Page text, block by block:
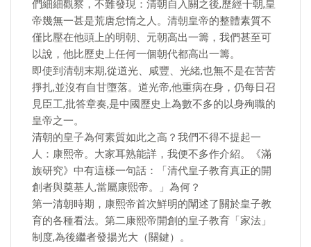
們細細觀察，不難發現：清朝自入關之後,歷經十朝,皇
帝幾無一甚是荒唐怠惰之人。清朝皇帝的整體素質不
僅比壓在他頭上的明朝、元朝高出一籌，我們甚至可
以說，他比歷史上任何一個朝代都高出一籌。
即使到清朝末期,從道光、咸豐、光緒,也無不是在苦苦
掙扎,並沒有自甘墮落。道光帝,他重病在身，仍每日召
見臣工,批答章奏,是中國歷史上為數不多的以身殉職的
皇帝之一。
清朝的皇子為何素質如此之高？我們不得不提起一
人：康熙帝。大家耳熟能詳，我便不多作介紹。《滿
族研究》中有這樣一句話：「清代皇子教育真正的開
創者與奠基人,當屬康熙帝。」為何？
第一清朝時期，康熙帝首次鮮明的闡述了關於皇子教
育的各種看法。第二康熙帝開創的皇子教育「家法」
制度,為後繼者發揚光大（關鍵）。